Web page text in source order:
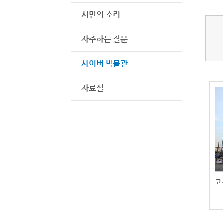
시민의 소리
자주하는 질문
사이버 박물관
자료실